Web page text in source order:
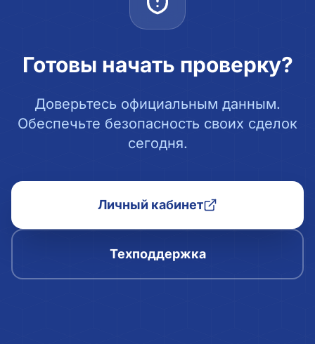
Готовы начать проверку?
Доверьтесь официальным данным.
Обеспечьте безопасность своих сделок
сегодня.
Личный кабинет
Техподдержка